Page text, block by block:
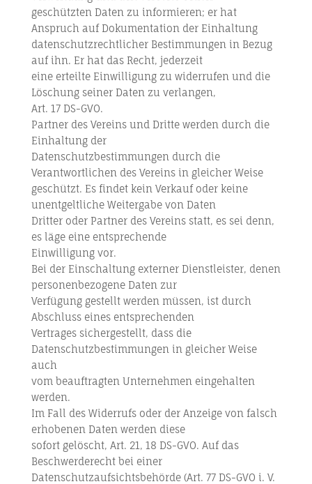
geschützten Daten zu informieren; er hat
Anspruch auf Dokumentation der Einhaltung
datenschutzrechtlicher Bestimmungen in Bezug
auf ihn. Er hat das Recht, jederzeit
eine erteilte Einwilligung zu widerrufen und die
Löschung seiner Daten zu verlangen,
Art. 17 DS-GVO.
Partner des Vereins und Dritte werden durch die
Einhaltung der
Datenschutzbestimmungen durch die
Verantwortlichen des Vereins in gleicher Weise
geschützt. Es findet kein Verkauf oder keine
unentgeltliche Weitergabe von Daten
Dritter oder Partner des Vereins statt, es sei denn,
es läge eine entsprechende
Einwilligung vor.
Bei der Einschaltung externer Dienstleister, denen
personenbezogene Daten zur
Verfügung gestellt werden müssen, ist durch
Abschluss eines entsprechenden
Vertrages sichergestellt, dass die
Datenschutzbestimmungen in gleicher Weise
auch
vom beauftragten Unternehmen eingehalten
werden.
Im Fall des Widerrufs oder der Anzeige von falsch
erhobenen Daten werden diese
sofort gelöscht, Art. 21, 18 DS-GVO. Auf das
Beschwerderecht bei einer
Datenschutzaufsichtsbehörde (Art. 77 DS-GVO i. V.